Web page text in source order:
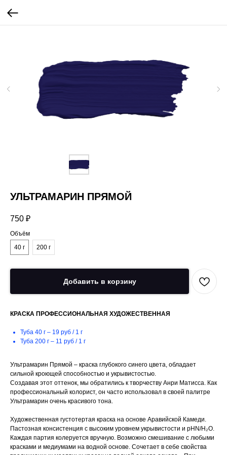
УЛЬТРАМАРИН ПРЯМОЙ
750 ₽
О‎бъём
40 г
200 г
Добавить в корзину
КРАСКА ПРОФЕССИОНАЛЬНАЯ ХУДОЖЕСТВЕННАЯ
Туба 40 г – 19 руб / 1 г
Туба 200 г – 11 руб / 1 г
Ультрамарин Прямой – краска глубокого синего цвета, обладает
сильной кроющей способностью и укрывистостью.
Создавая этот оттенок, мы обратились к творчеству Анри Матисса. Как
профессиональный колорист, он часто использовал в своей палитре
Ультрамарин очень красивого тона.
Художественная густотертая краска на основе Аравийской Камеди.
Пастозная консистенция с высоким уровнем укрывистости и pHN/H₂O.
Каждая партия колеруется вручную. Возможно смешивание с любыми
красками и медиумами на водной основе. Сочетает в себе свойства